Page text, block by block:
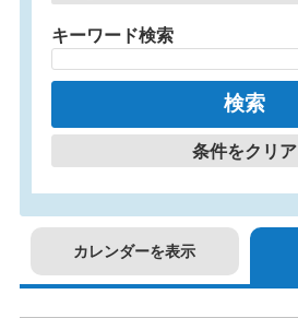
キーワード検索
条件をクリア
カレンダーを表示